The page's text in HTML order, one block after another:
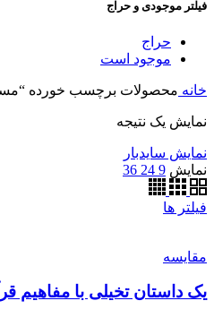
فیلتر موجودی و حراج
حراج
موجود است
خانه محصولات برچسب خورده
نمایش یک نتیجه
نمایش سایدبار
نمایش 9
24
36
فیلتر ها
مقایسه
یک داستان تخیلی با مفاهیم